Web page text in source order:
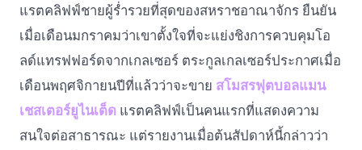
แรตคลิฟฟ์ชายผู้ร่ำรวยที่สุดของสหราชอาณาจักร ยืนยัน
เมื่อเดือนมกราคมว่าเขาตั้งใจที่จะแย่งชิงการควบคุมโอ
ลด์แทรฟฟอร์ดจากเกลเซอร์ ตระกูลเกลเซอร์ประกาศเมื่อ
เดือนพฤศจิกายนปีที่แล้วว่าจะขาย สโมสรฟุตบอลแมน
เชสเตอร์ยูไนเต็ด แรตคลิฟฟ์เป็นคนแรกที่แสดงความ
สนใจต่อสาธารณะ แต่รายงานเมื่อต้นสัปดาห์นี้กล่าวว่า